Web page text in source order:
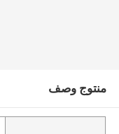
منتوج وصف